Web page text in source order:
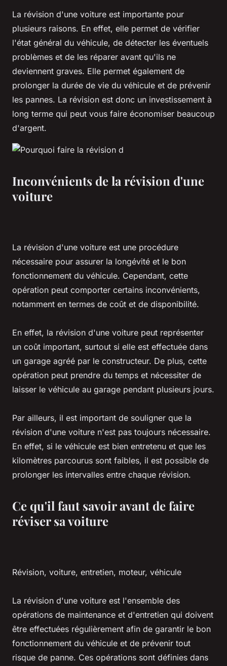
La révision d'une voiture est importante pour
plusieurs raisons. En effet, elle permet de vérifier
l'état général du véhicule, de détecter les éventuels
problèmes et de les réparer avant qu'ils ne
deviennent graves. Elle permet également de
prolonger la durée de vie du véhicule et de prévenir
les pannes. La révision est donc un investissement à
long terme qui peut vous faire économiser beaucoup
d'argent.
Inconvénients de la révision d'une
voiture
La révision d'une voiture est une procédure
nécessaire pour assurer la longévité et le bon
fonctionnement du véhicule. Cependant, cette
opération peut comporter certains inconvénients,
notamment en termes de coût et de disponibilité.
En effet, la révision d'une voiture peut représenter
un coût important, surtout si elle est effectuée dans
un garage agréé par le constructeur. De plus, cette
opération peut prendre du temps et nécessiter de
laisser le véhicule au garage pendant plusieurs jours.
Par ailleurs, il est important de souligner que la
révision d'une voiture n'est pas toujours nécessaire.
En effet, si le véhicule est bien entretenu et que les
kilomètres parcourus sont faibles, il est possible de
prolonger les intervalles entre chaque révision.
Ce qu'il faut savoir avant de faire
réviser sa voiture
Révision, voiture, entretien, moteur, véhicule
La révision d'une voiture est l'ensemble des
opérations de maintenance et d'entretien qui doivent
être effectuées régulièrement afin de garantir le bon
fonctionnement du véhicule et de prévenir tout
risque de panne. Ces opérations sont définies dans